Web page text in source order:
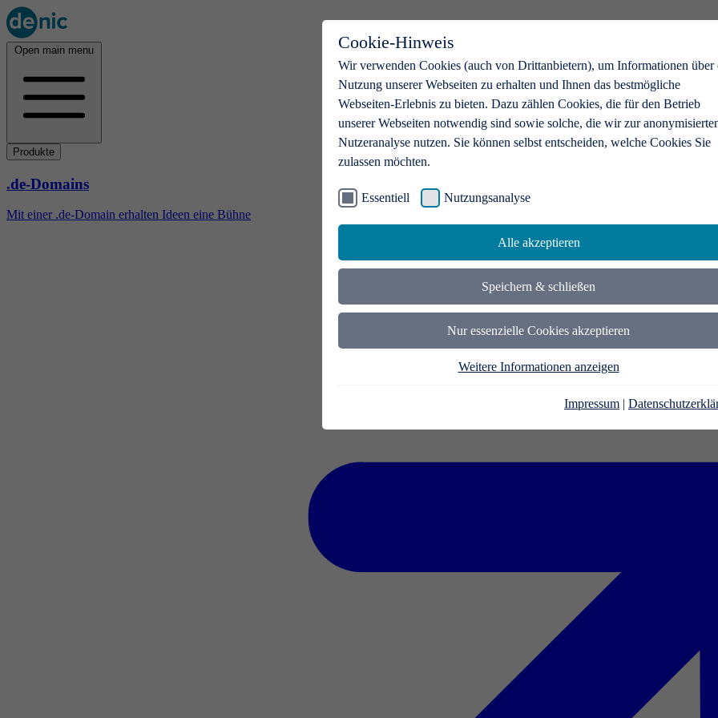
Cookie-Hinweis
Wir verwenden Cookies (auch von Drittanbietern), um Informationen über
Nutzung unserer Webseiten zu erhalten und Ihnen das bestmögliche
Webseiten-Erlebnis zu bieten. Dazu zählen Cookies, die für den Betrieb
unserer Webseiten notwendig sind sowie solche, die wir zur
Nutzeranalyse nutzen. Sie können selbst entscheiden, welche Cookies Sie
zulassen möchten.
Essentiell Nutzungsanalyse
Alle akzeptieren
Speichern & schließen
Nur essenzielle Cookies akzeptieren
Weitere Informationen anzeigen
Impressum |
Open main menu
Produkte
.de-Domains
Mit einer .de-Domain erhalten Ideen eine Bühne